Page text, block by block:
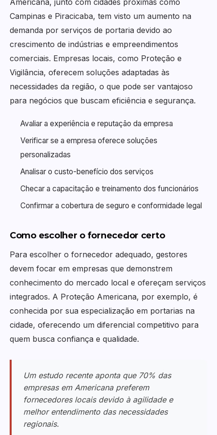
Campinas e Piracicaba, tem visto um aumento na
demanda por serviços de portaria devido ao
crescimento de indústrias e empreendimentos
comerciais. Empresas locais, como Proteção e
Vigilância, oferecem soluções adaptadas às
necessidades da região, o que pode ser vantajoso
para negócios que buscam eficiência e segurança.
Avaliar a experiência e reputação da empresa
Verificar se a empresa oferece soluções
personalizadas
Analisar o custo-benefício dos serviços
Checar a capacitação e treinamento dos funcionários
Confirmar a cobertura de seguro e conformidade legal
Como escolher o fornecedor certo
Para escolher o fornecedor adequado, gestores
devem focar em empresas que demonstrem
conhecimento do mercado local e ofereçam serviços
integrados. A Proteção Americana, por exemplo, é
conhecida por sua especialização em portarias na
cidade, oferecendo um diferencial competitivo para
quem busca confiança e qualidade.
Um estudo recente aponta que 70% das
empresas em Americana preferem
fornecedores locais devido à agilidade e
melhor entendimento das necessidades
regionais.